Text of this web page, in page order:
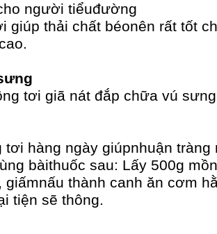
người tiểuđường
giúp thải chất béonên rất tốt
tơi giã nát đắp chữa vú
tơi hàng ngày giúpnhuận tràng
bàithuốc sau: Lấy 500g
giấmnấu thành canh ăn cơm
tiện sẽ thông.